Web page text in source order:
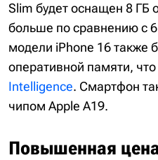
Slim будет оснащен 8 ГБ
больше по сравнению с
модели iPhone 16 также
оперативной памяти,
Intelligence. Смартфон
чипом Apple A19.
Повышенная